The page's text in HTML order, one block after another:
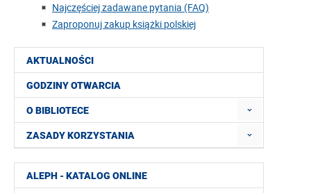
AKTUALNOŚCI
GODZINY OTWARCIA
O BIBLIOTECE
ZASADY KORZYSTANIA
ALEPH - KATALOG ONLINE
Najczęściej zadawane pytania (FAQ)
Zaproponuj zakup książki polskiej